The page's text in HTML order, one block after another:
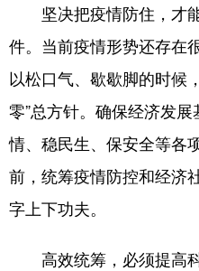
文化产业
地方频道
北京 天津
浙江
坚决把疫情防住，才
件。当前疫情形势还存在
以松口气、歇歇脚的时候
零”总方针。确保经济发
情、稳民生、保安全等各
前，统筹疫情防控和经济
字上下功夫。
高效统筹，必须提高